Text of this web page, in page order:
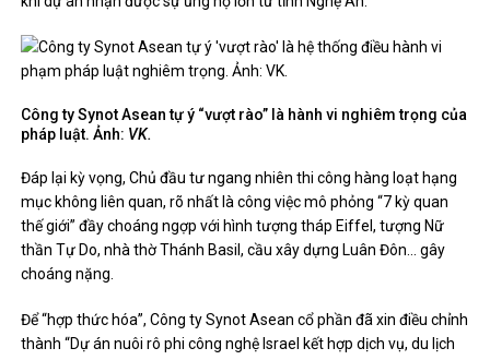
Công ty Synot Asean tự ý “vượt rào” là hành vi nghiêm trọng của
pháp luật. Ảnh: VK.
Đáp lại kỳ vọng, Chủ đầu tư ngang nhiên thi công hàng loạt hạng
mục không liên quan, rõ nhất là công việc mô phỏng “7 kỳ quan
thế giới” đầy choáng ngợp với hình tượng tháp Eiffel, tượng Nữ
thần Tự Do, nhà thờ Thánh Basil, cầu xây dựng Luân Đôn… gây
choáng nặng.
Để “hợp thức hóa”, Công ty Synot Asean cổ phần đã xin điều chỉnh
thành “Dự án nuôi rô phi công nghệ Israel kết hợp dịch vụ, du lịch